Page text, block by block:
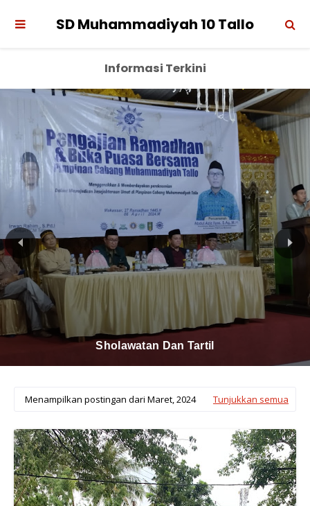
SD Muhammadiyah 10 Tallo
Informasi Terkini
Sholawatan Dan Tartil
Menampilkan postingan dari Maret, 2024 Tunjukkan semua